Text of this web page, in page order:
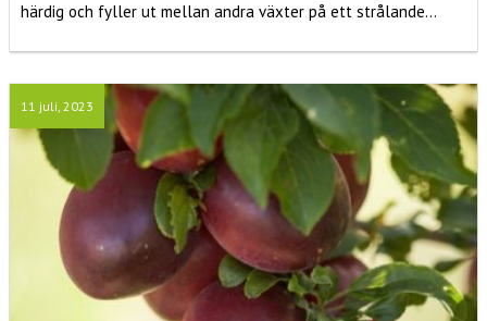
härdig och fyller ut mellan andra växter på ett strålande...
11 juli, 2023